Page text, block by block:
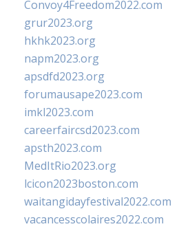
Convoy4Freedom2022.com
grur2023.org
hkhk2023.org
napm2023.org
apsdfd2023.org
forumausape2023.com
imkl2023.com
careerfaircsd2023.com
apsth2023.com
MedItRio2023.org
lcicon2023boston.com
waitangidayfestival2022.com
vacancesscolaires2022.com